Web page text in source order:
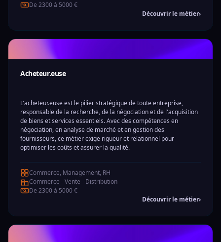
De 2300 à 5000 €
Découvrir le métier›
Acheteur.euse
L'acheteur.euse est le pilier stratégique de toute entreprise,
responsable de la recherche, de la négociation et de l'acquisition
de biens et services essentiels. Avec des compétences en
négociation, en analyse de marché et en gestion des
fournisseurs, ce métier exige rigueur et relationnel pour
optimiser les coûts et assurer la qualité.
Commerce, Management, RH
Commerce - Vente - Distribution
De 2300 à 5000 €
Découvrir le métier›